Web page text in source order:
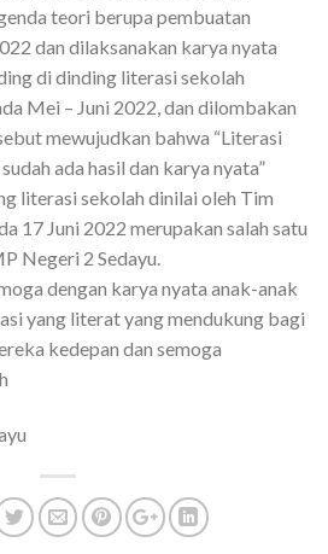
teori berupa pembuatan
dan dilaksanakan karya nyata
di dinding literasi sekolah
Mei – Juni 2022, dan dilombakan
mewujudkan bahwa “Literasi
ada hasil dan karya nyata”
literasi sekolah dinilai oleh Tim
17 Juni 2022 merupakan salah satu
Negeri 2 Sedayu.
dengan karya nyata anak-anak
yang literat yang mendukung bagi
kedepan dan semoga